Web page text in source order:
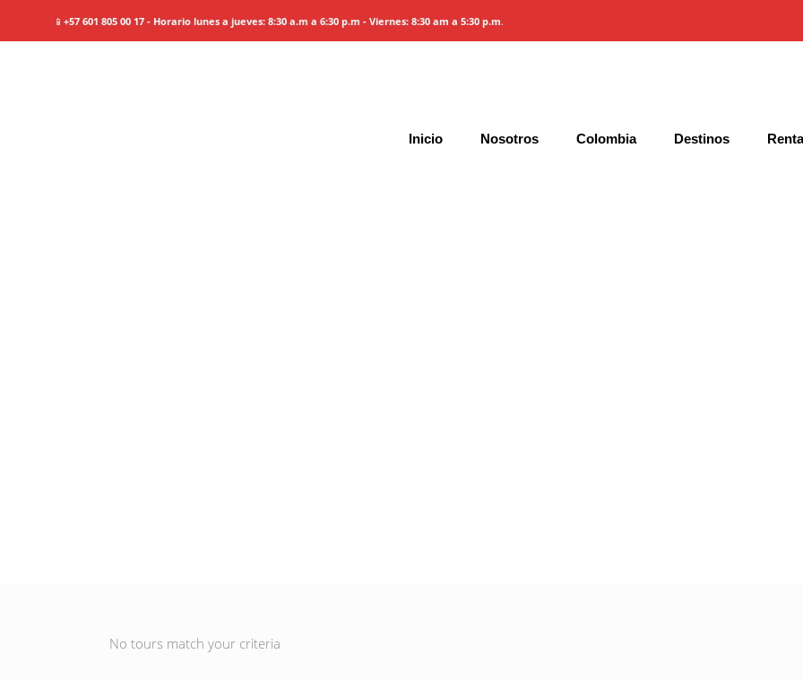
📱 +57 601 805 00 17 - Horario lunes a jueves: 8:30 a.m a 6:30 p.m - Viernes: 8:30 am a 5:30 p.m.
Inicio Nosotros Colombia Destinos
No tours match your criteria